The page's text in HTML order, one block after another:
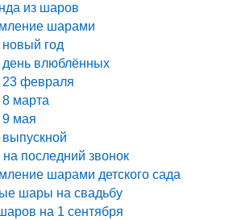
из шаров
шарами
год
влюблённых
февраля
марта
мая
последний звонок
шарами детского сада
шары на свадьбу
на 1 сентября